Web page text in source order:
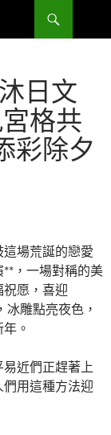
日文
格共
彩除夕
場荒誕的戀愛
，一場對稱的美
愿，喜迎
雕點亮夜色，
。
近們正趕著上
用這種方法迎